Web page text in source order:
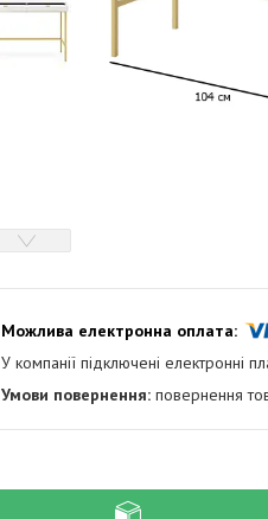
У компанії підключені електронні
повернення